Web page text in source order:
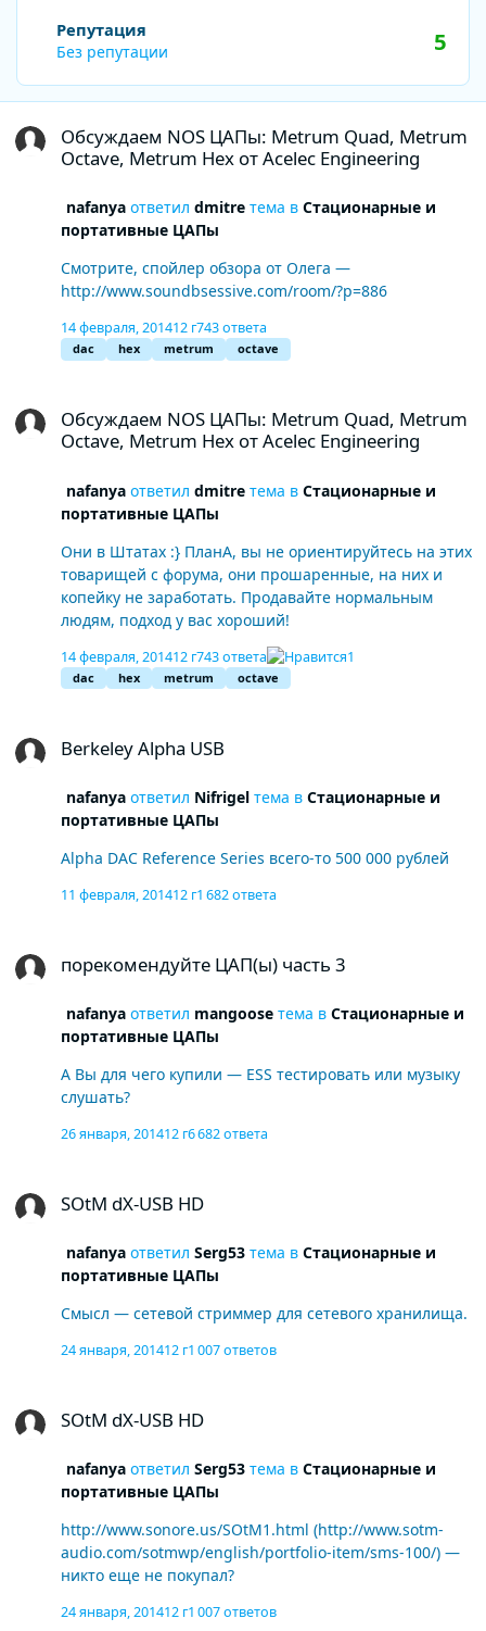
Репутация
Без репутации 5
Обсуждаем NOS ЦАПы: Metrum Quad, Metrum
Octave, Metrum Hex от Acelec Engineering
nafanyaответил dmitreтема в Стационарные и
портативные ЦАПы
Смотрите, спойлер обзора от Олега —
http://www.soundbsessive.com/room/?p=886
14 февраля, 201412 г743 ответа
dac hex metrum octave
Обсуждаем NOS ЦАПы: Metrum Quad, Metrum
Octave, Metrum Hex от Acelec Engineering
nafanyaответил dmitreтема в Стационарные и
портативные ЦАПы
Они в Штатах :} ПланА, вы не ориентируйтесь на этих
товарищей с форума, они прошаренные, на них и
копейку не заработать. Продавайте нормальным
людям, подход у вас хороший!
14 февраля, 201412 г743 ответа 1
dac hex metrum octave
Berkeley Alpha USB
nafanyaответил Nifrigelтема в Стационарные и
портативные ЦАПы
Alpha DAC Reference Series всего-то 500 000 рублей
11 февраля, 201412 г1 682 ответа
порекомендуйте ЦАП(ы) часть 3
nafanyaответил mangooseтема в Стационарные и
портативные ЦАПы
А Вы для чего купили — ESS тестировать или музыку
слушать?
26 января, 201412 г6 682 ответа
SOtM dX-USB HD
nafanyaответил Serg53тема в Стационарные и
портативные ЦАПы
Смысл — сетевой стриммер для сетевого хранилища.
24 января, 201412 г1 007 ответов
SOtM dX-USB HD
nafanyaответил Serg53тема в Стационарные и
портативные ЦАПы
http://www.sonore.us/SOtM1.html (http://www.sotm-
audio.com/sotmwp/english/portfolio-item/sms-100/) —
никто еще не покупал?
24 января, 201412 г1 007 ответов